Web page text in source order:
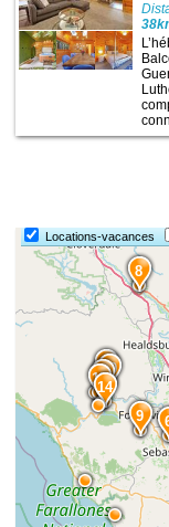
Locations-vacances
15
14
12
11
10
9
8